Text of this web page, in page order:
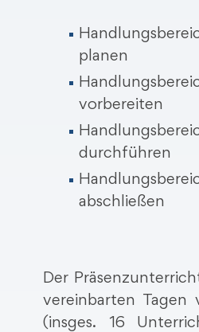
planen
vorbereiten
durchführen
abschließen
Der
vereinbarten
(insges. 16